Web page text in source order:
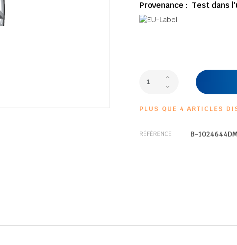
Provenance : Test dans
PLUS QUE 4 ARTICLES
RÉFÉRENCE B-1024644DM